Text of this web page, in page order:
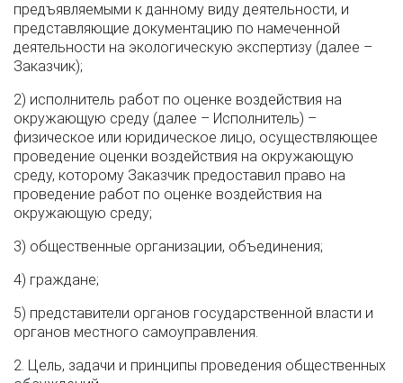
предъявляемыми к данному виду деятельности, и
представляющие документацию по намеченной
деятельности на экологическую экспертизу (далее –
Заказчик);
2) исполнитель работ по оценке воздействия на
окружающую среду (далее – Исполнитель) –
физическое или юридическое лицо, осуществляющее
проведение оценки воздействия на окружающую
среду, которому Заказчик предоставил право на
проведение работ по оценке воздействия на
окружающую среду;
3) общественные организации, объединения;
4) граждане;
5) представители органов государственной власти и
органов местного самоуправления.
2. Цель, задачи и принципы проведения общественных